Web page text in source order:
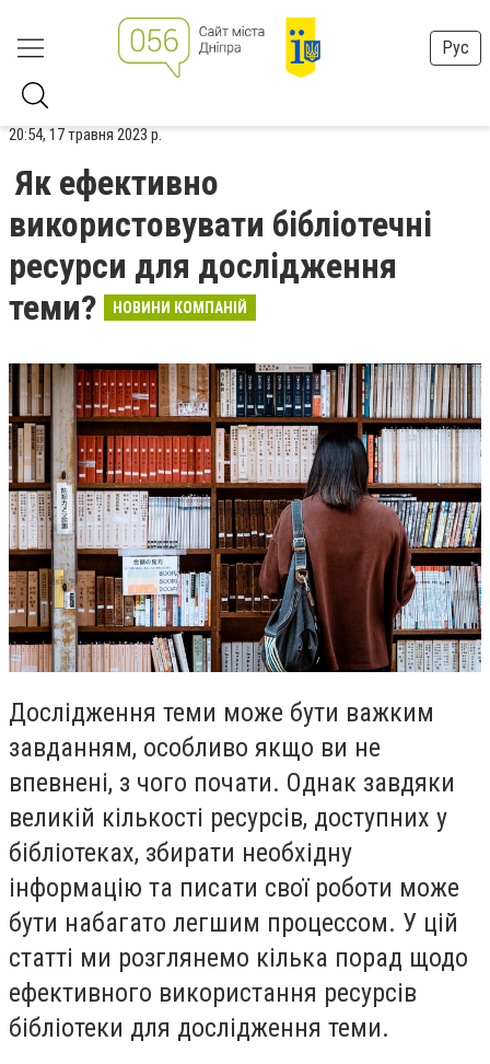
Рус
20:54, 17 травня 2023 р.
Як ефективно
використовувати бібліотечні
ресурси для дослідження
теми?
НОВИНИ КОМПАНІЙ
Дослідження теми може бути важким
завданням, особливо якщо ви не
впевнені, з чого почати. Однак завдяки
великій кількості ресурсів, доступних у
бібліотеках, збирати необхідну
інформацію та писати свої роботи може
бути набагато легшим процессом. У цій
статті ми розглянемо кілька порад щодо
ефективного використання ресурсів
бібліотеки для дослідження теми.